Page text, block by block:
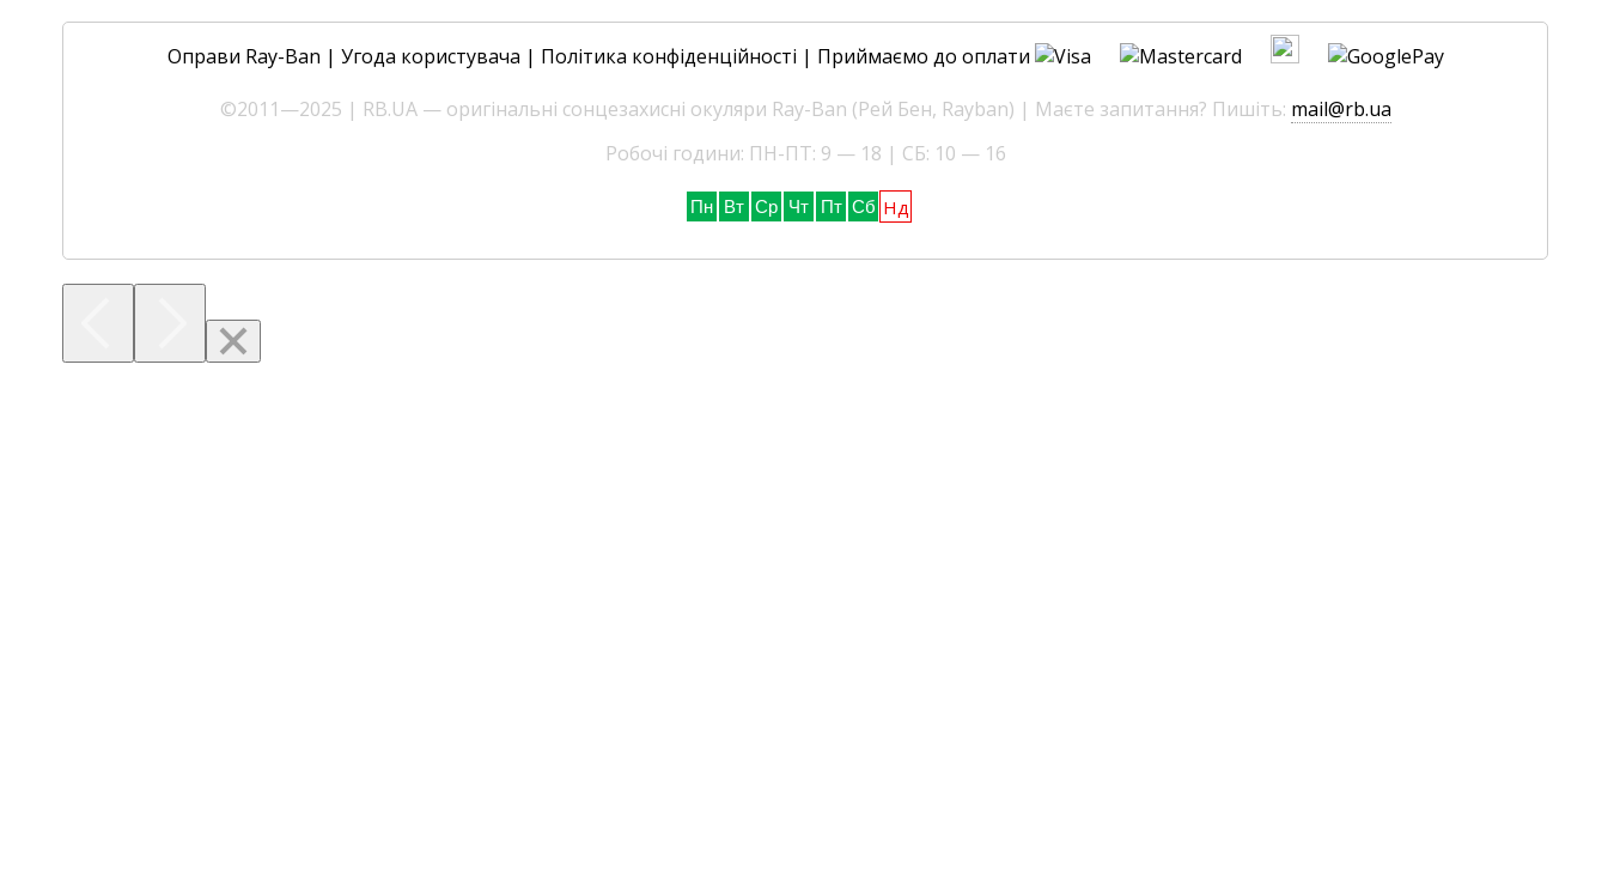
Оправи Ray-Ban | Угода користувача | Політика конфіденційності | Приймаємо до оплати
©2011—2025 | RB.UA — оригінальні сонцезахисні окуляри Ray-Ban (Рей Бен, Rayban) | Маєте запитання? Пишіть: mail@rb.ua
Робочі години: ПН-ПТ: 9 — 18 | СБ: 10 — 16
Пн Вт Ср Чт Пт Сб Нд